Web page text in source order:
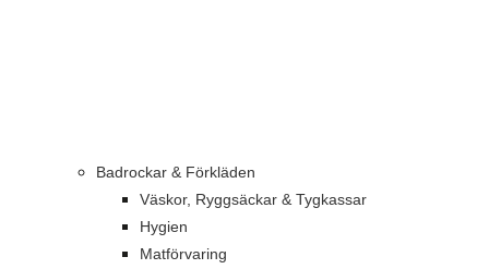
Badrockar & Förkläden
Väskor, Ryggsäckar & Tygkassar
Hygien
Matförvaring